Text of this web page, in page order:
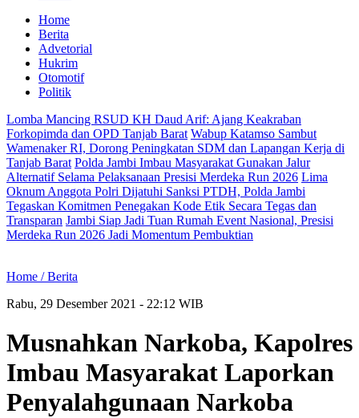
Home
Berita
Advetorial
Hukrim
Otomotif
Politik
Lomba Mancing RSUD KH Daud Arif: Ajang Keakraban
Forkopimda dan OPD Tanjab Barat Wabup Katamso Sambut
Wamenaker RI, Dorong Peningkatan SDM dan Lapangan Kerja di
Tanjab Barat Polda Jambi Imbau Masyarakat Gunakan Jalur
Alternatif Selama Pelaksanaan Presisi Merdeka Run 2026 Lima
Oknum Anggota Polri Dijatuhi Sanksi PTDH, Polda Jambi
Tegaskan Komitmen Penegakan Kode Etik Secara Tegas dan
Transparan Jambi Siap Jadi Tuan Rumah Event Nasional, Presisi
Merdeka Run 2026 Jadi Momentum Pembuktian
Home /Berita
Rabu, 29 Desember 2021 - 22:12 WIB
Musnahkan Narkoba, Kapolres
Imbau Masyarakat Laporkan
Penyalahgunaan Narkoba